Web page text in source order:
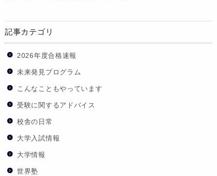
記事カテゴリ
2026年度合格速報
未来発見プログラム
こんなこともやっています
受験に関するアドバイス
校舎の日常
大学入試情報
大学情報
世界塾